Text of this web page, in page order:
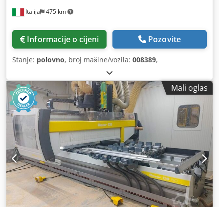
Italija 475 km
Informacije o cijeni Pozovite
Stanje: polovno, broj mašine/vozila: 008389,
Mali oglas